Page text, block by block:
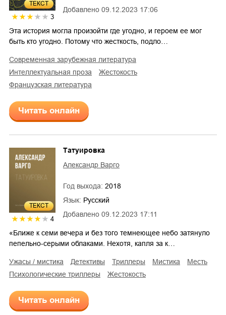
ТЕКСТ
3
Добавлено 09.12.2023 17:06
Эта история могла произойти где угодно, и героем ее мог
быть кто угодно. Потому что жесткость, подло…
современная зарубежная литература
интеллектуальная проза
жестокость
французская литература
Читать онлайн
ТЕКСТ
4
Добавлено 09.12.2023 17:11
Татуировка
Александр Варго
Год выхода: 2018
Язык: Русский
«Ближе к семи вечера и без того темнеющее небо затянуло
пепельно-серыми облаками. Нехотя, капля за к…
ужасы / мистика детективы триллеры мистика
месть
психологические триллеры
жестокость
Читать онлайн